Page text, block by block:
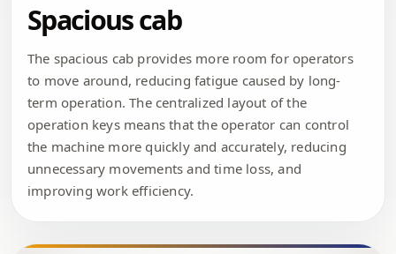
Spacious cab
The spacious cab provides more room for operators
to move around, reducing fatigue caused by long-
term operation. The centralized layout of the
operation keys means that the operator can control
the machine more quickly and accurately, reducing
unnecessary movements and time loss, and
improving work efficiency.